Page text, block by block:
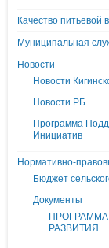
Качество питьевой
Муниципальная
Новости
Новости
Новости РБ
Программа
Инициатив
Нормативно-
Бюджет
Документы
РАЗВИТИЯ